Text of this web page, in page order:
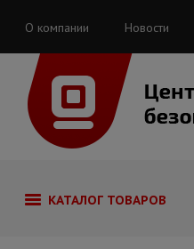
О компании Новости
КАТАЛОГ ТОВАРОВ